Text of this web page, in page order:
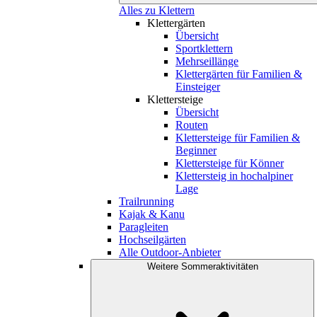
Alles zu Klettern
Klettergärten
Übersicht
Sportklettern
Mehrseillänge
Klettergärten für Familien &
Einsteiger
Klettersteige
Übersicht
Routen
Klettersteige für Familien &
Beginner
Klettersteige für Könner
Klettersteig in hochalpiner
Lage
Trailrunning
Kajak & Kanu
Paragleiten
Hochseilgärten
Alle Outdoor-Anbieter
Weitere Sommeraktivitäten